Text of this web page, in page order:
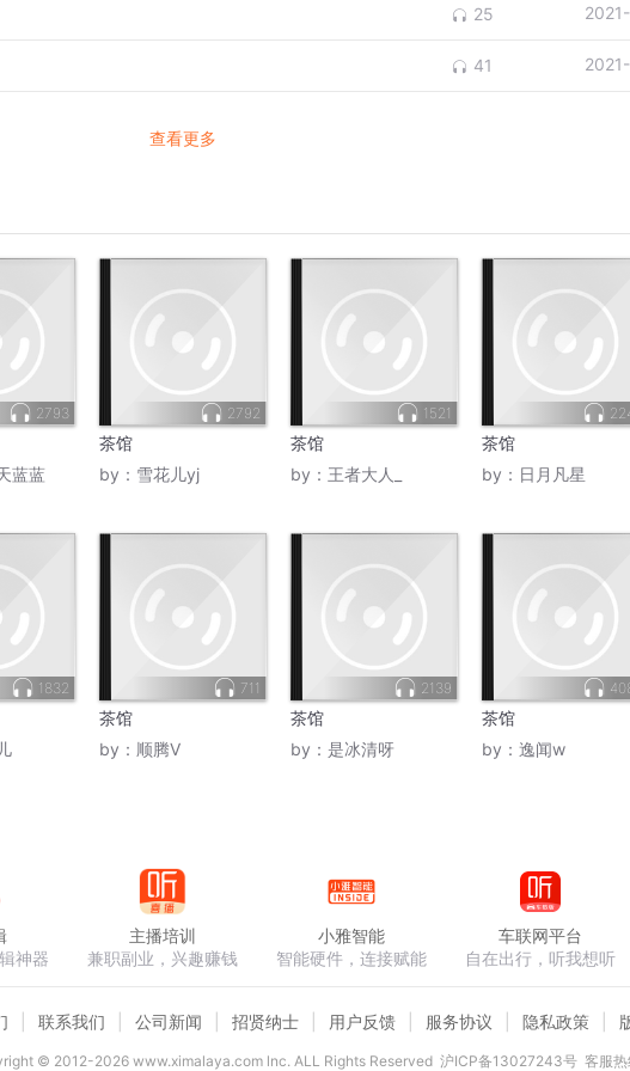
25
41
查看更多
2793
蓝蓝
2792
茶馆
by： 雪花儿yj
1521
茶馆
by： 王者大人_
茶馆
by： 日月凡星
1832 711
茶馆
by： 顺腾V
2139
茶馆
by： 是冰清呀
茶馆
by： 逸闻w
神器
主播培训
兼职副业，兴趣赚钱
小雅智能
智能硬件，连接赋能
车联网平台
自在出行，听我想听
联系我们 公司新闻 招贤纳士 用户反馈 服务协议 隐私政策
© 2012-2026www.ximalaya.com lnc. ALL Rights Reserved 沪ICP备13027243号 客服